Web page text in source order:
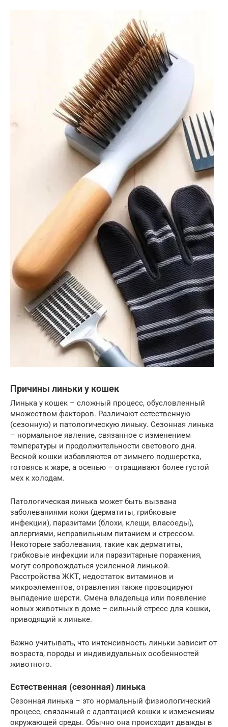
Причины линьки у кошек
Линька у кошек – сложный процесс, обусловленный
множеством факторов. Различают естественную
(сезонную) и патологическую линьку. Сезонная линька
– нормальное явление, связанное с изменением
температуры и продолжительности светового дня.
Весной кошки избавляются от зимнего подшерстка,
готовясь к жаре, а осенью – отращивают более густой
мех к холодам.
Патологическая линька может быть вызвана
заболеваниями кожи (дерматиты, грибковые
инфекции), паразитами (блохи, клещи, власоеды),
аллергиями, неправильным питанием и стрессом.
Некоторые заболевания, такие как дерматиты,
грибковые инфекции или паразитарные поражения,
могут сопровождаться усиленной линькой.
Расстройства ЖКТ, недостаток витаминов и
микроэлементов, отравления также провоцируют
выпадение шерсти. Смена владельца или появление
новых животных в доме – сильный стресс для кошки,
приводящий к линьке.
Важно учитывать, что интенсивность линьки зависит от
возраста, породы и индивидуальных особенностей
животного.
Естественная (сезонная) линька
Сезонная линька – это нормальный физиологический
процесс, связанный с адаптацией кошки к изменениям
окружающей среды. Обычно она происходит дважды в